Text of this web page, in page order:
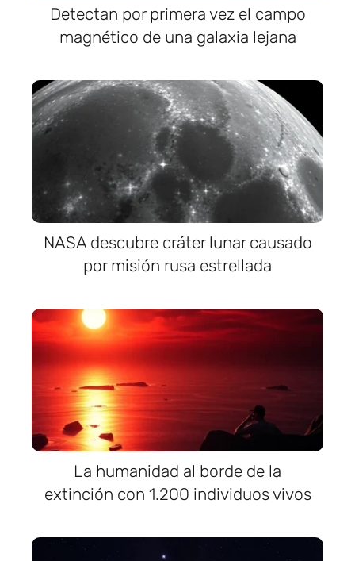
Detectan por primera vez el campo
magnético de una galaxia lejana
NASA descubre cráter lunar causado
por misión rusa estrellada
La humanidad al borde de la
extinción con 1.200 individuos vivos